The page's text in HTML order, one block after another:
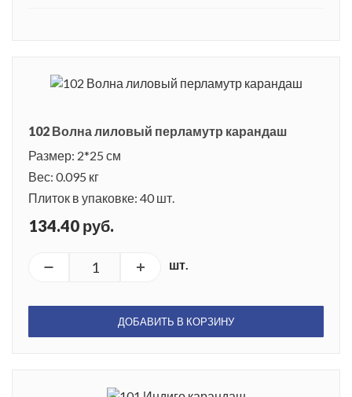
102 Волна лиловый перламутр карандаш
Размер: 2*25 см
Вес: 0.095 кг
Плиток в упаковке: 40 шт.
134.40 руб.
шт.
ДОБАВИТЬ В КОРЗИНУ